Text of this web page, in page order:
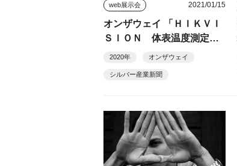
web展示会 2021/01/15
オンザウェイ 「ＨＩＫＶＩ
ＳＩＯＮ 体表温度測定ハ
ンディ型サーマルカメラ」
2020年 オンザウェイ
シルバー産業新聞